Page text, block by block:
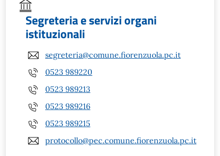
Segreteria e servizi organi
istituzionali
segreteria@comune.fiorenzuola.pc.it
0523 989220
0523 989213
0523 989216
0523 989215
protocollo@pec.comune.fiorenzuola.pc.it